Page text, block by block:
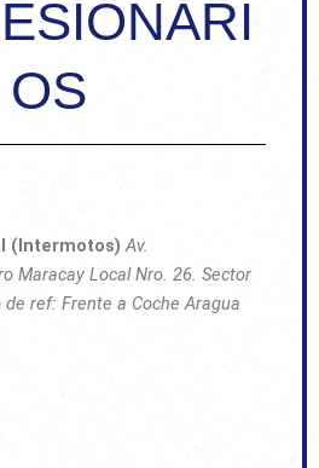
OS
(Intermotos) Av.
Maracay Local Nro. 26. Sector
de ref: Frente a Coche Aragua